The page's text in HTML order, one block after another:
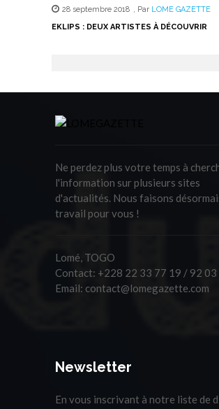
28 septembre 2018 , Par LOME GAZETTE
EKLIPS : DEUX ARTISTES À DÉCOUVRIR
Ne perdez plus votre temps à
l'information sur plusieurs sites
d'actualités. Nous faisons
travail pour vous !
Lomé, TOGO
Contact: +228 22 33 77 19 / 92
Email: contact@lomegazette.com
Newsletter
En vous inscrivant à notre liste de